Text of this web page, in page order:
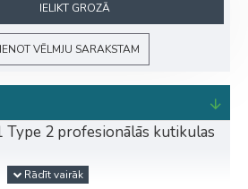
IELIKT GROZĀ
VĒLMJU SARAKSTAM
Type 2 profesionālās kutikulas